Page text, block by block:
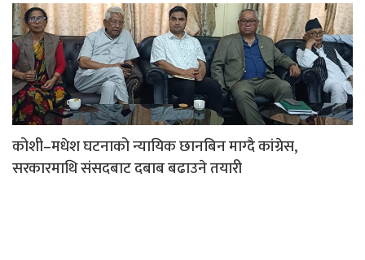
कोशी–मधेश घटनाको न्यायिक छानबिन माग्दै कांग्रेस,
सरकारमाथि संसदबाट दबाब बढाउने तयारी